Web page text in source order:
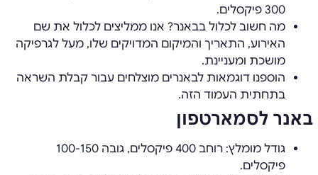
300 פיקסלים.
מה חשוב לכלול בבאנר? אנו ממליצים לכלול את שם
האירוע, התאריך והמיקום המדויקים שלו, מעל לגרפיקה
מושכת ומעניינת.
הוספנו דוגמאות לבאנרים מוצלחים עבור קבלת השראה
בתחתית העמוד הזה.
באנר לסמארטפון
גודל מומלץ: רוחב 400 פיקסלים, גובה 100-150
פיקסלים.